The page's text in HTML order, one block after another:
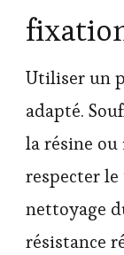
Utiliser un
adapté.
la résine
respecter le
nettoyage
résistance